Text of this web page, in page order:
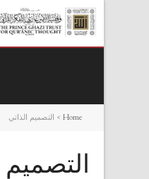
Home
> التصميم الذاتي